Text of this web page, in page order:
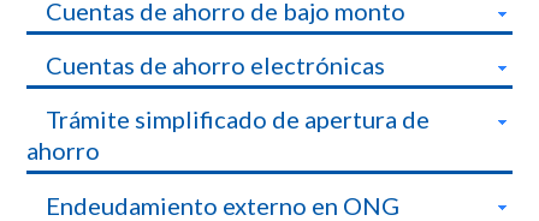
Cuentas de ahorro de bajo monto
Cuentas de ahorro electrónicas
Trámite simplificado de apertura de
ahorro
Endeudamiento externo en ONG